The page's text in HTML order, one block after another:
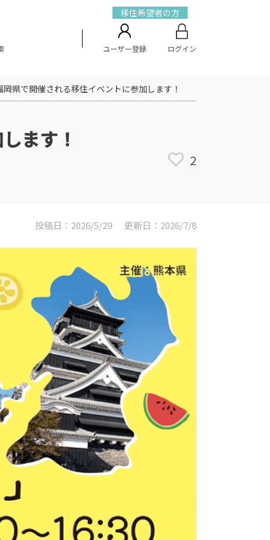
移住希望者の方
ユーザー登録 ログイン
県で開催される移住イベントに参加します！
ます！
2
投稿日：2026/5/29 更新日：2026/7/8